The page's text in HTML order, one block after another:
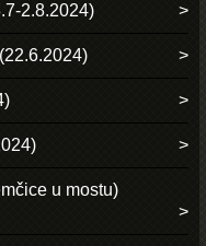
2.8.2024)
u mostu)